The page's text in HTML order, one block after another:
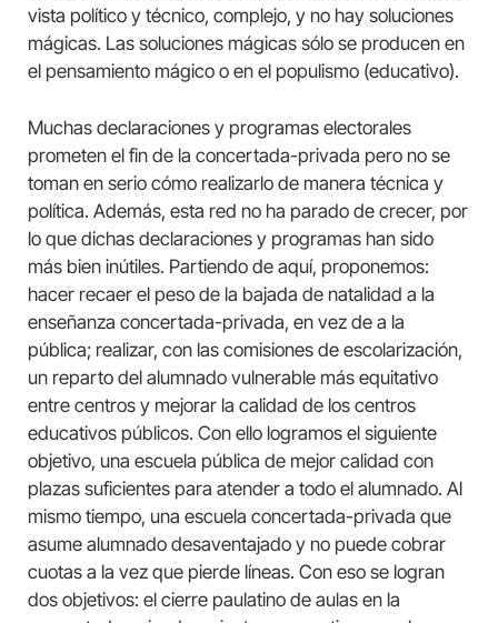
vista político y técnico, complejo, y no hay soluciones
mágicas. Las soluciones mágicas sólo se producen en
el pensamiento mágico o en el populismo (educativo).
Muchas declaraciones y programas electorales
prometen el fin de la concertada-privada pero no se
toman en serio cómo realizarlo de manera técnica y
política. Además, esta red no ha parado de crecer, por
lo que dichas declaraciones y programas han sido
más bien inútiles. Partiendo de aquí, proponemos:
hacer recaer el peso de la bajada de natalidad a la
enseñanza concertada-privada, en vez de a la
pública; realizar, con las comisiones de escolarización,
un reparto del alumnado vulnerable más equitativo
entre centros y mejorar la calidad de los centros
educativos públicos. Con ello logramos el siguiente
objetivo, una escuela pública de mejor calidad con
plazas suficientes para atender a todo el alumnado. Al
mismo tiempo, una escuela concertada-privada que
asume alumnado desaventajado y no puede cobrar
cuotas a la vez que pierde líneas. Con eso se logran
dos objetivos: el cierre paulatino de aulas en la